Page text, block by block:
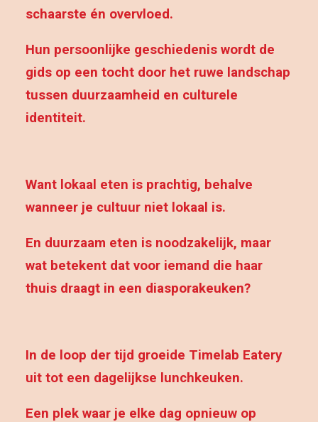
schaarste én overvloed.
Hun persoonlijke geschiedenis wordt de
gids op een tocht door het ruwe landschap
tussen duurzaamheid en culturele
identiteit.
Want lokaal eten is prachtig, behalve
wanneer je cultuur niet lokaal is.
En duurzaam eten is noodzakelijk, maar
wat betekent dat voor iemand die haar
thuis draagt in een diasporakeuken?
In de loop der tijd groeide Timelab Eatery
uit tot een dagelijkse lunchkeuken.
Een plek waar je elke dag opnieuw op